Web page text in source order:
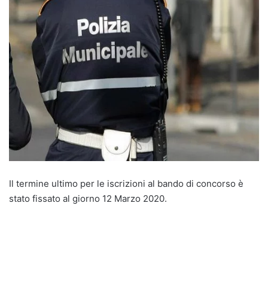
Il termine ultimo per le iscrizioni al bando di concorso è
stato fissato al giorno 12 Marzo 2020.